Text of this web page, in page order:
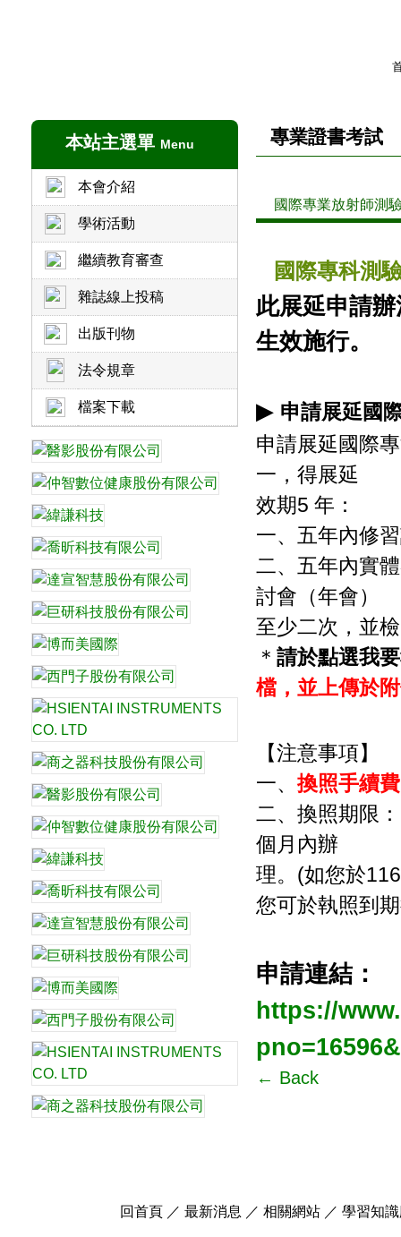
本站主選單 Menu
本會介紹
學術活動
繼續教育審查
雜誌線上投稿
出版刊物
法令規章
檔案下載
專業證書考試
國際專業放射師測
國際專科測
此展延申請
生效施行。
▶ 申請展延國
申請展延國際
一，得展延
效期5 年：
一、五年內修
二、五年內實
討會（年會）
至少二次，並
＊ 請於點選我
檔，並上傳於
【注意事項】
一、 換照手續
二、換照期限
個月內辦
理。(如您於
您可於執照到
申請連結：
https://
← Back
回首頁／ 最新消息 ／ 相關網站／ 學習知